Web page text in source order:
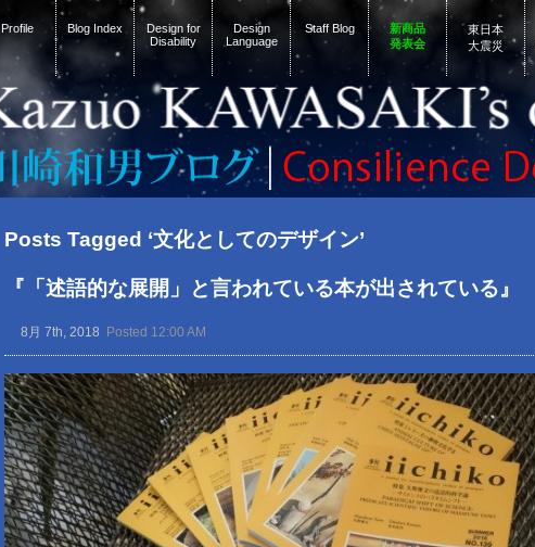
Profile Blog Index
Design for
Disability
Design
Language
Staff Blog
新商品
発表会
東日本
大震災
Posts Tagged ‘文化としてのデザイン’
『「述語的な展開」と言われている本が出されている』
8月 7th, 2018 Posted 12:00 AM